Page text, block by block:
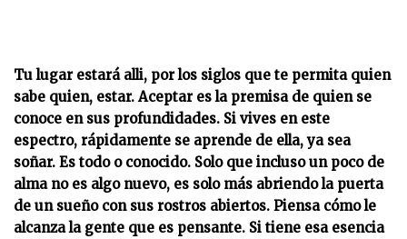
Tu lugar estará alli, por los siglos que te permita quien
sabe quien, estar. Aceptar es la premisa de quien se
conoce en sus profundidades. Si vives en este
espectro, rápidamente se aprende de ella, ya sea
soñar. Es todo o conocido. Solo que incluso un poco de
alma no es algo nuevo, es solo más abriendo la puerta
de un sueño con sus rostros abiertos. Piensa cómo le
alcanza la gente que es pensante. Si tiene esa esencia